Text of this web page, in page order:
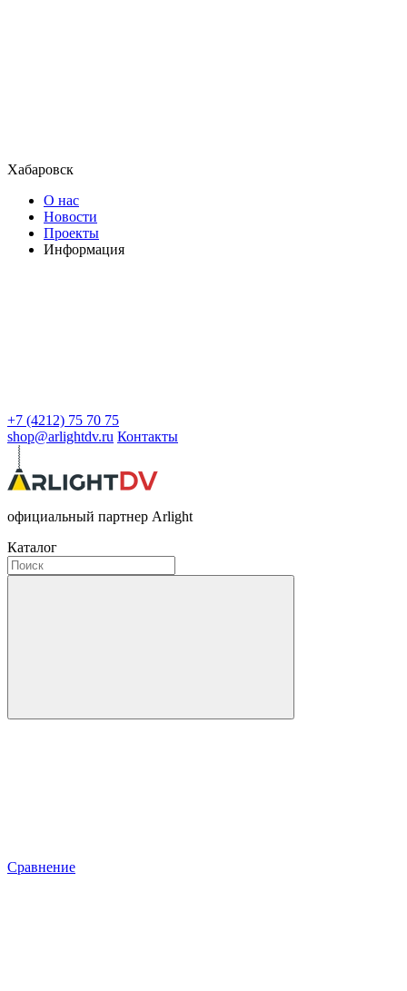
Хабаровск
О нас
Новости
Проекты
Информация
+7 (4212) 75 70 75
shop@arlightdv.ru Контакты
официальный партнер Arlight
Каталог
Сравнение